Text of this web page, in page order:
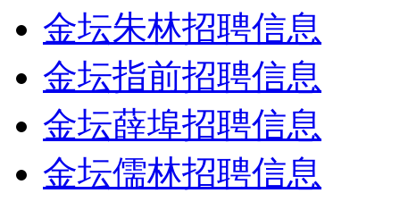
金坛朱林招聘信息
金坛指前招聘信息
金坛薛埠招聘信息
金坛儒林招聘信息